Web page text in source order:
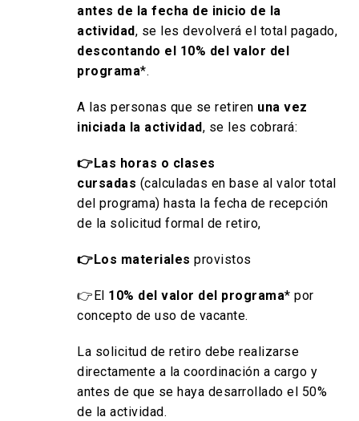
antes de la fecha de inicio de la
actividad, se les devolverá el total pagado,
descontando el 10% del valor del
programa*.
A las personas que se retiren una vez
iniciada la actividad, se les cobrará:
👉Las horas o clases
cursadas (calculadas en base al valor total
del programa) hasta la fecha de recepción
de la solicitud formal de retiro,
👉Los materiales provistos
👉El 10% del valor del programa* por
concepto de uso de vacante.
La solicitud de retiro debe realizarse
directamente a la coordinación a cargo y
antes de que se haya desarrollado el 50%
de la actividad.